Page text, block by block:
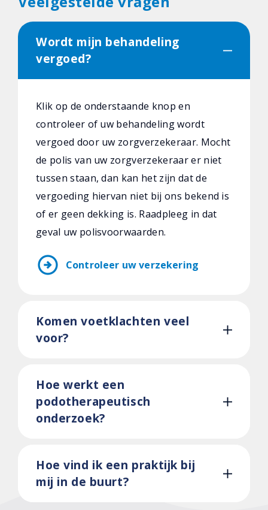
Wordt mijn behandeling
vergoed?
Klik op de onderstaande knop en
controleer of uw behandeling wordt
vergoed door uw zorgverzekeraar. Mocht
de polis van uw zorgverzekeraar er niet
tussen staan, dan kan het zijn dat de
vergoeding hiervan niet bij ons bekend is
of er geen dekking is. Raadpleeg in dat
geval uw polisvoorwaarden.
arrow_circle_right Controleer uw verzekering
Komen voetklachten veel
voor?
Hoe werkt een
podotherapeutisch
onderzoek?
Hoe vind ik een praktijk bij
mij in de buurt?